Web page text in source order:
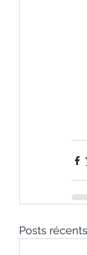
Posts récents